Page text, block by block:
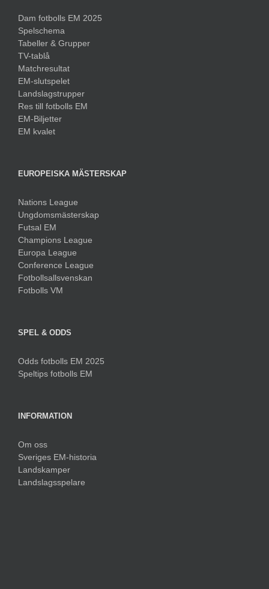
Dam fotbolls EM 2025
Spelschema
Tabeller & Grupper
TV-tablå
Matchresultat
EM-slutspelet
Landslagstrupper
Res till fotbolls EM
EM-Biljetter
EM kvalet
EUROPEISKA MÄSTERSKAP
Nations League
Ungdomsmästerskap
Futsal EM
Champions League
Europa League
Conference League
Fotbollsallsvenskan
Fotbolls VM
SPEL & ODDS
Odds fotbolls EM 2025
Speltips fotbolls EM
INFORMATION
Om oss
Sveriges EM-historia
Landskamper
Landslagsspelare